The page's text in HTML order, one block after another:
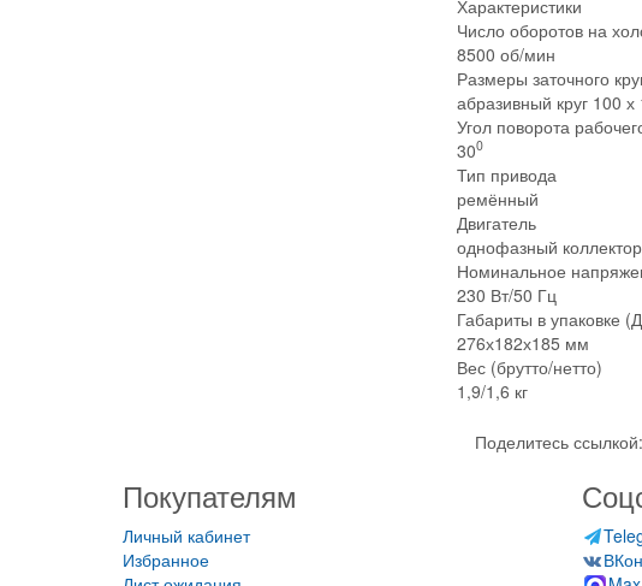
Характеристики
Число оборотов на
8500 об/мин
Размеры заточного
абразивный круг 100
Угол поворота
300
Тип привода
ремённый
Двигатель
однофазный
Номинальное
230 Вт/50 Гц
Габариты в упаковке
276х182х185 мм
Вес (брутто/нетто)
1,9/1,6 кг
Поделитесь ссылкой:
Покупателям
Личный кабинет
Избранное